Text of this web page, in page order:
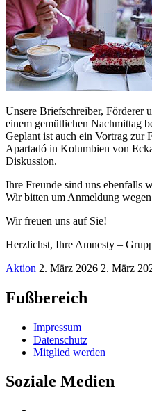
Unsere Briefschreiber, Förderer
einem gemütlichen Nachmittag
Geplant ist auch ein Vortrag zur
Apartadó in Kolumbien von
Diskussion.
Ihre Freunde sind uns ebenfalls
Wir bitten um Anmeldung
Wir freuen uns auf Sie!
Herzlichst, Ihre Amnesty –
Aktion 2. März 2026 2. März
Fußbereich
Impressum
Datenschutz
Mitglied werden
Soziale Medien